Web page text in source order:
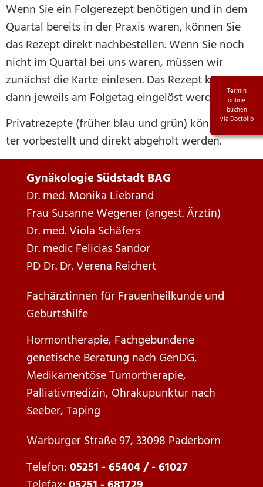
Wenn Sie ein Fol­ge­re­zept benö­ti­gen und in dem
Quar­tal bereits in der Pra­xis waren, kön­nen Sie
das Rezept direkt nach­be­stel­len. Wenn Sie noch
nicht im Quar­tal bei uns waren, müs­sen wir
zunächst die Kar­te ein­le­sen. Das Rezept kann
dann jeweils am Fol­ge­tag ein­ge­löst werden.
Pri­vat­re­zep­te (frü­her blau und grün) kön­nen wei­
ter vor­be­stellt und direkt abge­holt werden.
Gynäkologie Südstadt BAG
Dr. med. Monika Liebrand
Frau Susanne Wegener (angest. Ärztin)
Dr. med. Viola Schäfers
Dr. medic Felicias Sandor
PD Dr. Dr. Verena Reichert
Fachärztinnen für Frauenheilkunde und
Geburtshilfe
Hormontherapie, Fachgebundene
genetische Beratung nach GenDG,
Medikamentöse Tumortherapie,
Palliativmedizin, Ohrakupunktur nach
Seeber, Taping
Warburger Straße 97, 33098 Paderborn
Telefon:05251 - 65404 / - 61027
Termin
online
buchen
via Doctolib